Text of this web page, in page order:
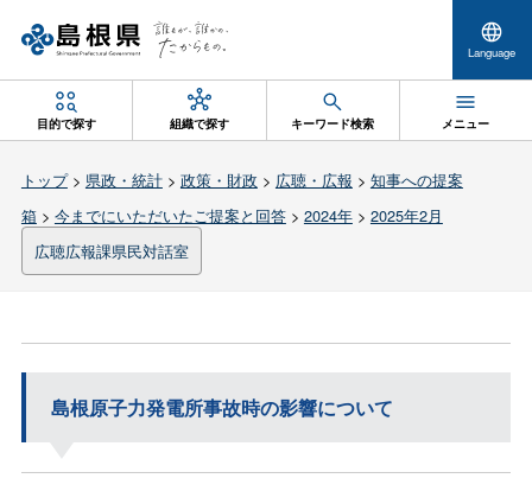
Language
目的で探す 組織で探す キーワード検索 メニュー
トップ> 県政・統計> 政策・財政 > 広聴・広報 > 知事への提案
箱> 今までにいただいたご提案と回答> 2024年> 2025年2月
広聴広報課県民対話室
島根原子力発電所事故時の影響について